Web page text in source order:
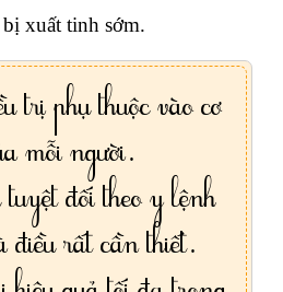
xuất tinh sớm.
trị phụ thuộc vào cơ
mỗi người.
đối theo y lệnh
điều rất cần thiết.